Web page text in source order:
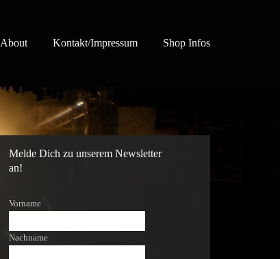
About Kontakt/Impressum Shop Infos
Melde Dich zu unserem Newsletter
an!
Vorname
Nachname